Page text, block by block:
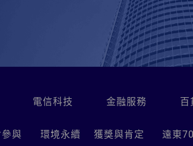
隊
聯絡我們
百貨零售
水泥建材
營造建築
社會公益
線上刊物
遠東人月刊
創新能力
電信科技 金融服務 百
與 環境永續 獲獎與肯定 遠東